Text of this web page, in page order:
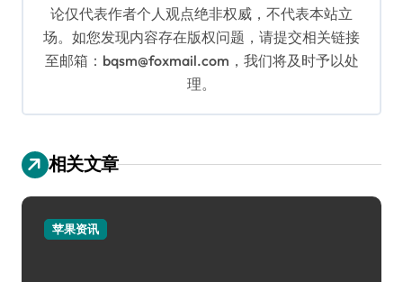
论仅代表作者个人观点绝非权威，不代表本站立
场。如您发现内容存在版权问题，请提交相关链接
至邮箱：bqsm@foxmail.com，我们将及时予以处
理。
相关文章
苹果资讯